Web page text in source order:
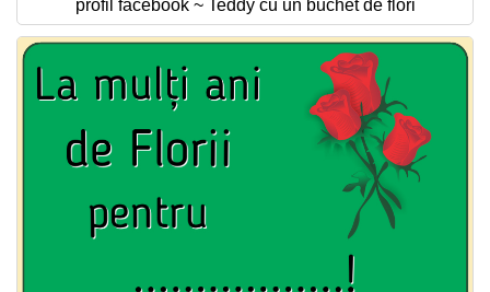
profil facebook ~ Teddy cu un buchet de flori